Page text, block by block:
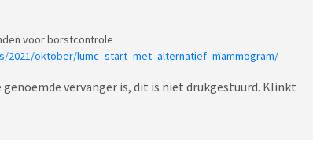
voor borstcontrole
2021/oktober/lumc_start_met_alternatief_mammogram/
vervanger is, dit is niet drukgestuurd. Klinkt